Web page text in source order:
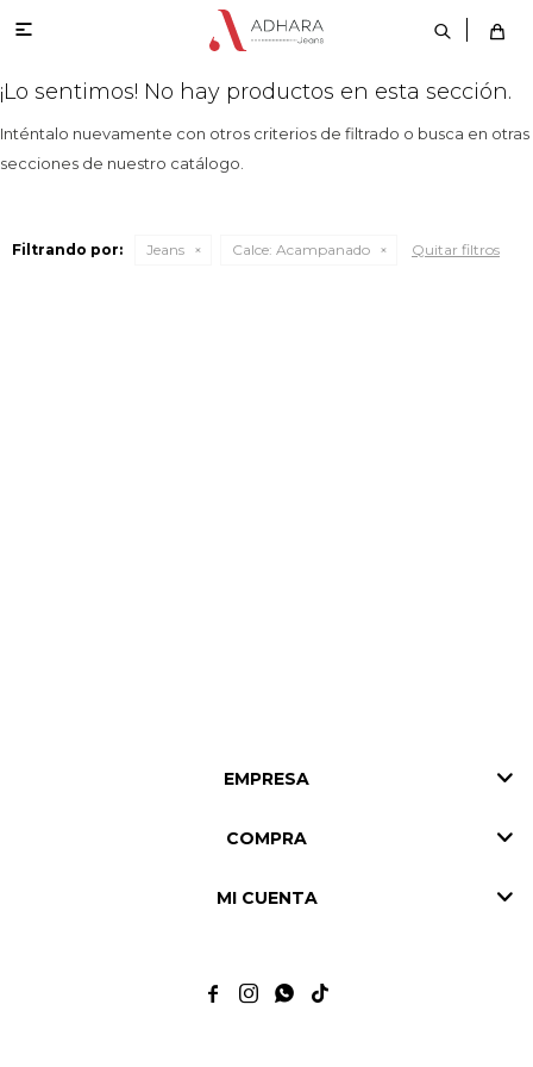

¡Lo sentimos! No hay productos en esta sección.
Inténtalo nuevamente con otros criterios de filtrado o busca en otras
secciones de nuestro catálogo.
Filtrando por: Jeans Calce: Acampanado Quitar filtros
EMPRESA
COMPRA
MI CUENTA
   